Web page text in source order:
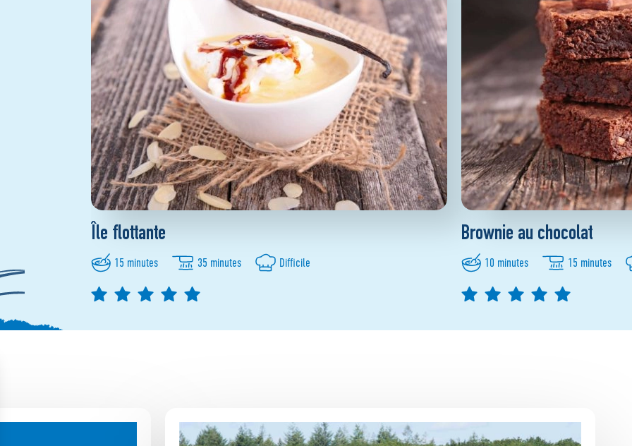
Île flottante
15 minutes 35 minutes Difficile
Brownie au chocolat
10 minutes 15 minutes